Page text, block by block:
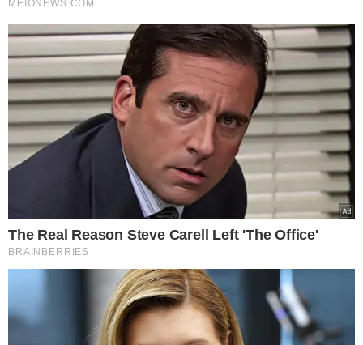
e mais seis réus acusados de participarem do "núcleo
crucial" de uma trama para impedir a posse do ex-
presidente Luiz Inácio Lula da Silvaapós o resultado
das eleições de 2022.
ORDEM DOS DEPOIMENTOS:
Mauro Cid, delator e ex-ajudante de ordens de Bolsonaro
(encerrado);
Alexandre Ramagem, ex-diretor da Agência Brasileira de
Inteligência (Abin);
Almir Garnier, ex-comandante da Marinha;
Anderson Torres, ex-ministro da Justiça e ex-secretário de
segurança do Distrito Federal;
Augusto Heleno, ex-ministro do Gabinete de Segurança
Institucional;
Jair Bolsonaro, ex-presidente da República;
Paulo Sérgio Nogueira, ex-ministro da Defesa;
Walter Braga Netto, general do Exército e ex-ministro de
Bolsonaro.
(Com informações da Agência Brasil)